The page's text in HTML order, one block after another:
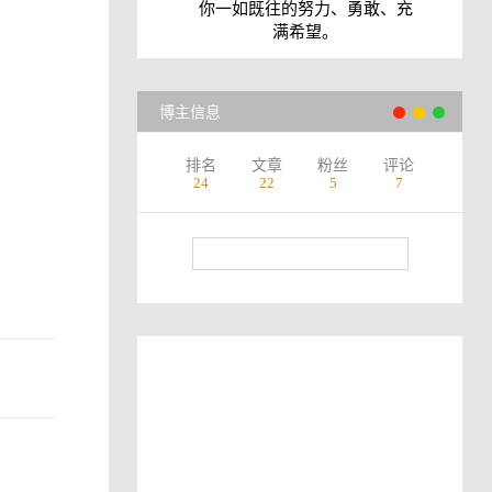
你一如既往的努力、勇敢、充
满希望。
博主信息
排名
24
文章
22
粉丝
5
评论
7